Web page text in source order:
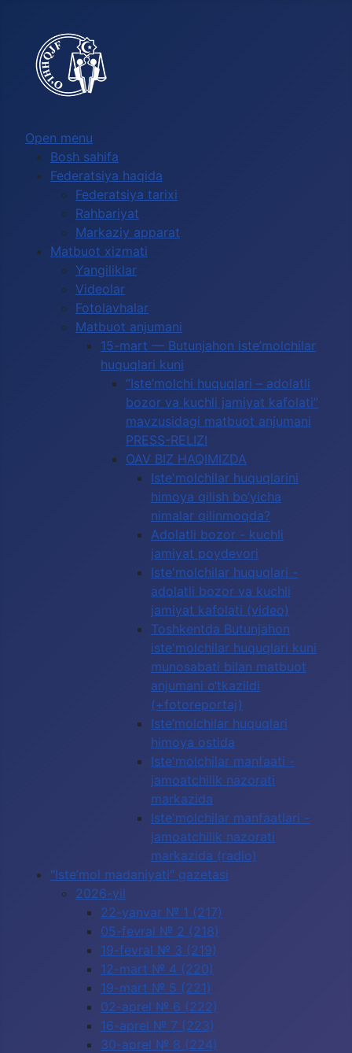
Open menu
Bosh sahifa
Federatsiya haqida
Federatsiya tarixi
Rahbariyat
Markaziy apparat
Matbuot xizmati
Yangiliklar
Videolar
Fotolavhalar
Matbuot anjumani
15-mart — Butunjahon iste’molchilar
huquqlari kuni
“Iste’molchi huquqlari – adolatli
bozor va kuchli jamiyat kafolati”
mavzusidagi matbuot anjumani
PRESS-RELIZI
OAV BIZ HAQIMIZDA
Iste'molchilar huquqlarini
himoya qilish bo‘yicha
nimalar qilinmoqda?
Adolatli bozor - kuchli
jamiyat poydevori
Iste'molchilar huquqlari -
adolatli bozor va kuchli
jamiyat kafolati (video)
Toshkentda Butunjahon
iste'molchilar huquqlari kuni
munosabati bilan matbuot
anjumani o‘tkazildi
(+fotoreportaj)
Iste’molchilar huquqlari
himoya ostida
Iste'molchilar manfaati -
jamoatchilik nazorati
markazida
Iste'molchilar manfaatlari -
jamoatchilik nazorati
markazida (radio)
"Iste’mol madaniyati" gazetasi
2026-yil
22-yanvar № 1 (217)
05-fevral № 2 (218)
19-fevral № 3 (219)
12-mart № 4 (220)
19-mart № 5 (221)
02-aprel № 6 (222)
16-aprel № 7 (223)
30-aprel № 8 (224)